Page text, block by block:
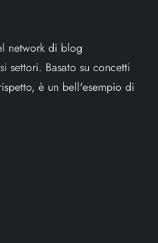
network di blog
settori. Basato su concetti
è un bell'esempio di